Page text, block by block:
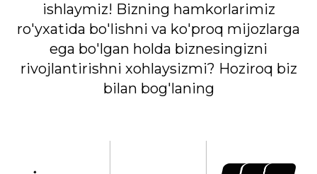
ishlaymiz! Bizning hamkorlarimiz
ro'yxatida bo'lishni va ko'proq mijozlarga
ega bo'lgan holda biznesingizni
rivojlantirishni xohlaysizmi? Hoziroq biz
bilan bog'laning